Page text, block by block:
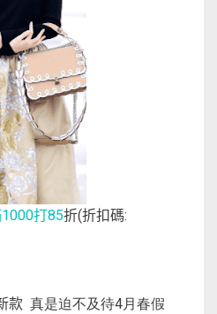
1000打85折(折扣碼:
款 真是迫不及待4月春假